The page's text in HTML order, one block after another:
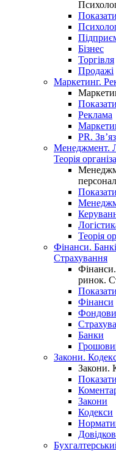
Бізнес
Торгівля
Продажі
Маркетинг.
Реклама
PR.
Менеджмент.
Теорія
Теорія
Фінанси.
Страхування
ринок.
Фінанси
Банки
Закони.
Закони.
Закони
Кодекси